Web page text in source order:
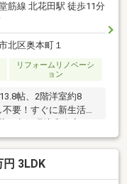
筋線 北花田駅 徒歩11分
北区奥本町１
リフォームリノベーシ
ョン
帖、2階洋室約8
要！すぐに新生活ス
→洋室フローリングへ
ィドアホン新調洗面
益としてお考えの方
合計：73000円想定年
3LDK